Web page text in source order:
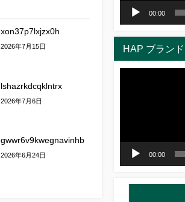
xon37p7lxjzx0h
2026年7月15日
lshazrkdcqklntrx
2026年7月6日
gwwr6v9kwegnavinhb
2026年6月24日
00:00
HAP ブラン
00:00